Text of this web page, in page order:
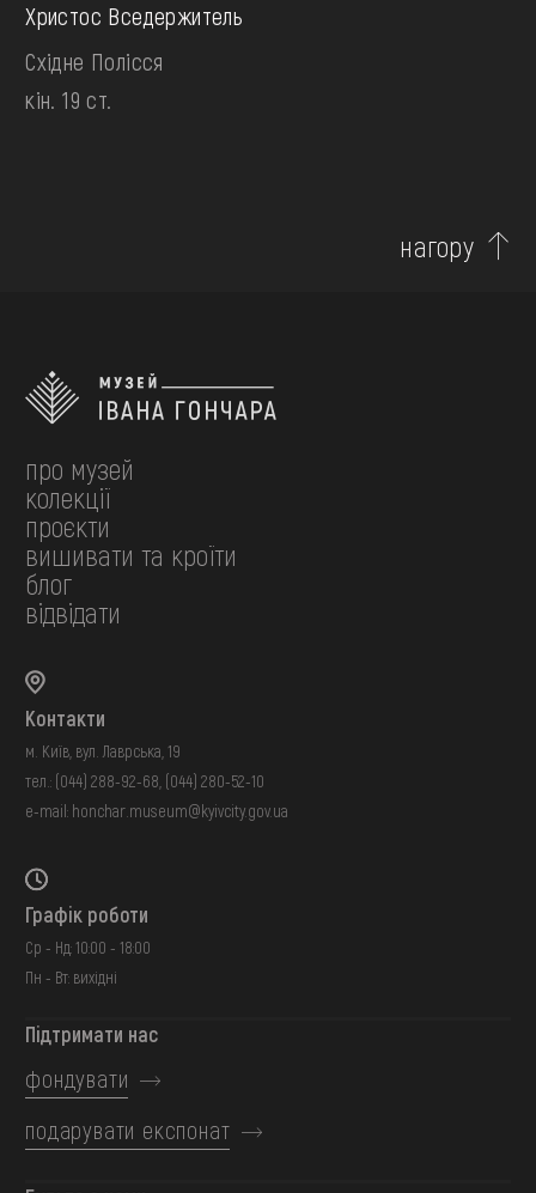
Христос Вседержитель
Східне Полісся
кін. 19 ст.
нагору
про музей
колекції
проєкти
вишивати та кроїти
блог
відвідати
Контакти
м. Київ, вул. Лаврська, 19
тел.: (044) 288-92-68 (044) 280-52-10
e-mail: honchar.museum@kyivcity.gov.ua
Графік роботи
Ср - Нд: 10:00 - 18:00
Пн - Вт: вихідні
Підтримати нас
фондувати
подарувати експонат